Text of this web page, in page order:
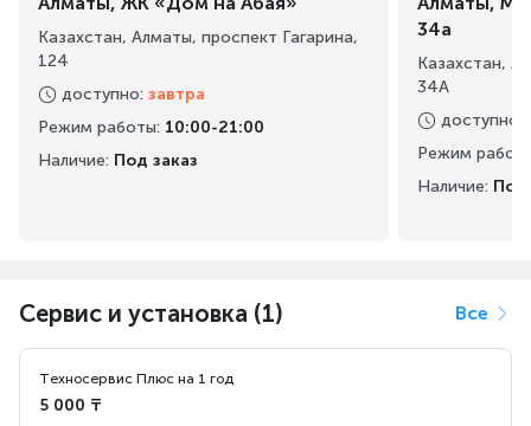
Казахстан, Алматы, проспект Гагарина,
124
доступно: завтра
Режим работы: 10:00-21:00
Наличие: Под заказ
34а
Казахстан,
34А
доступно
Режим
Наличие: Под
Сервис и установка (1) Все
Техносервис Плюс на 1 год
5 000 ₸